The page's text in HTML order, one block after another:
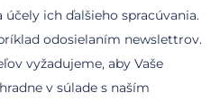
účely ich ďalšieho spracúvania.
odosielaním newslettrov.
vyžadujeme, aby Vaše
v súlade s naším